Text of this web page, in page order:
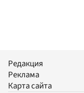
Редакция
Реклама
Карта сайта